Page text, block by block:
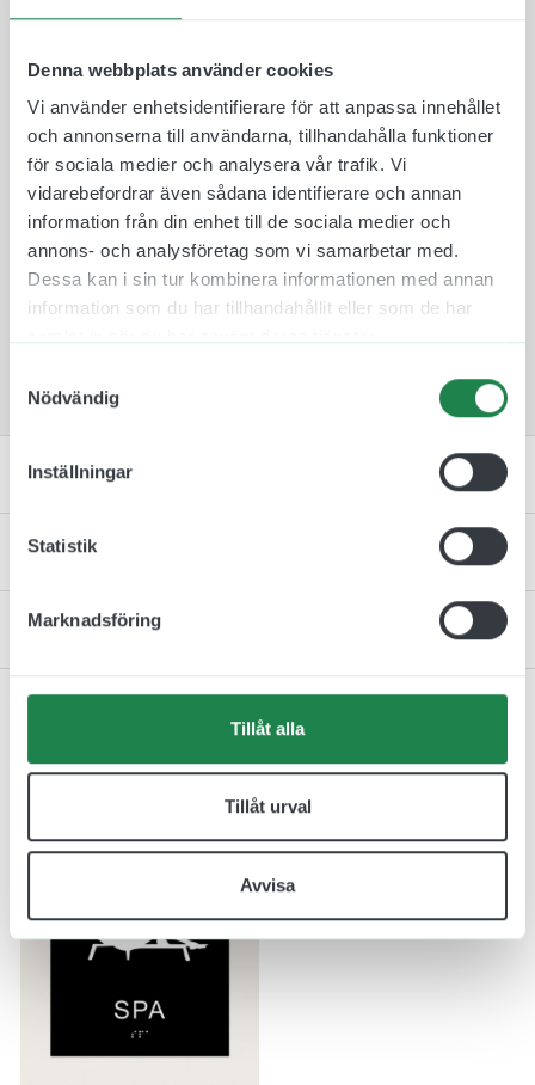
Denna webbplats använder cookies
Vi använder enhetsidentifierare för att anpassa innehållet
och annonserna till användarna, tillhandahålla funktioner
för sociala medier och analysera vår trafik. Vi
vidarebefordrar även sådana identifierare och annan
information från din enhet till de sociala medier och
annons- och analysföretag som vi samarbetar med.
Dessa kan i sin tur kombinera informationen med annan
information som du har tillhandahållit eller som de har
Nödvändig
Inställningar
Statistik
Marknadsföring
Tillåt alla
Tillåt urval
Avvisa
mellan för att de ska passa in i rätt miljö och
omgivning.
Skylten monteras därefter på en medföljande
väggkonsol som skruvas fast med medföljande
skruv och plugg. Tack vare denna fästmetod så är
det lätt att byta skyltar mellan rum ifall att de
skulle byta plats.
Flaggskylten för spa är en tydlig skylt att sätta
upp på ett hotell som ha en spaavdelning.
Specifikation
Monteringsinstruktion
Kontakta oss
Relaterade produkter